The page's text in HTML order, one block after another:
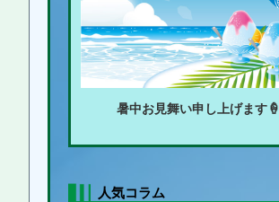
暑中お見舞い申し上げます🍦
人気コラム